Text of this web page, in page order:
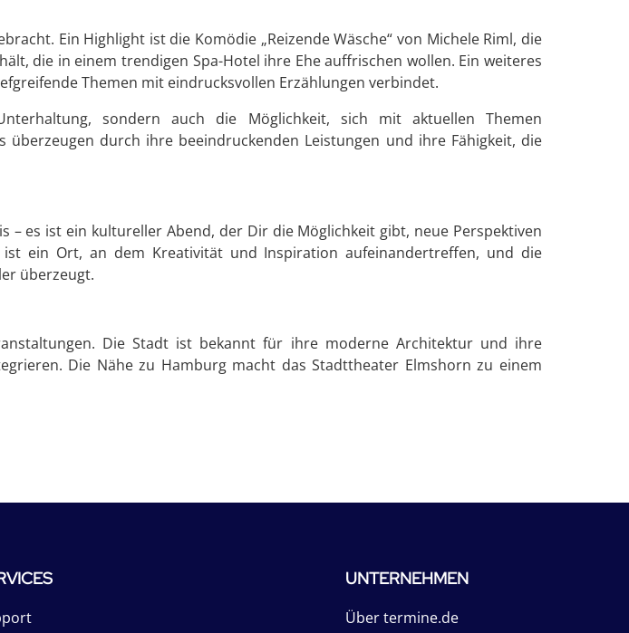
Ein Highlight ist die Komödie „Reizende Wäsche“ von Michele Riml, die
die in einem trendigen Spa-Hotel ihre Ehe auffrischen wollen. Ein weiteres
Themen mit eindrucksvollen Erzählungen verbindet.
sondern auch die Möglichkeit, sich mit aktuellen Themen
durch ihre beeindruckenden Leistungen und ihre Fähigkeit, die
es ist ein kultureller Abend, der Dir die Möglichkeit gibt, neue Perspektiven
ein Ort, an dem Kreativität und Inspiration aufeinandertreffen, und die
überzeugt.
Die Stadt ist bekannt für ihre moderne Architektur und ihre
Die Nähe zu Hamburg macht das Stadttheater Elmshorn zu einem
UNTERNEHMEN
Über termine.de